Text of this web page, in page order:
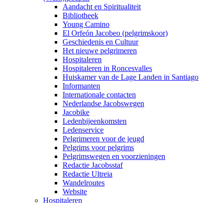
Aandacht en Spiritualiteit
Bibliotheek
Young Camino
El Orfeón Jacobeo (pelgrimskoor)
Geschiedenis en Cultuur
Het nieuwe pelgrimeren
Hospitaleren
Hospitaleren in Roncesvalles
Huiskamer van de Lage Landen in Santiago
Informanten
Internationale contacten
Nederlandse Jacobswegen
Jacobike
Ledenbijeenkomsten
Ledenservice
Pelgrimeren voor de jeugd
Pelgrims voor pelgrims
Pelgrimswegen en voorzieningen
Redactie Jacobsstaf
Redactie Ultreia
Wandelroutes
Website
Hospitaleren